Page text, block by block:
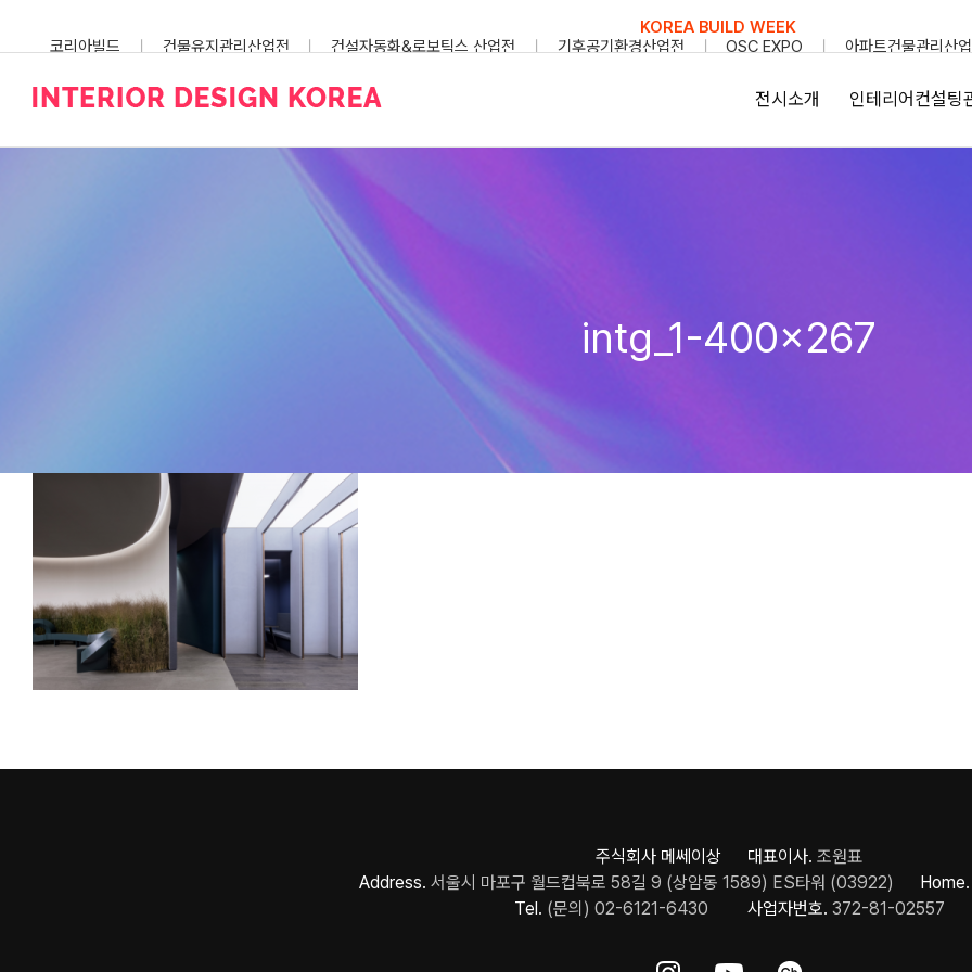
KOREA BUILD WEEK
코리아빌드
건물유지관리산업전 건설자동화&로보틱스 산업전 기후공기환경산업전 OSC EXPO 아파트건물관리산
전시소개 인테리어컨설팅
intg_1-400×267
주식회사 메쎄이상 대표이사. 조원표
Address. 서울시 마포구 월드컵북로 58길 9 (상암동 1589) ES타워 (03922) Home.
Tel. (문의) 02-6121-6430 사업자번호. 372-81-02557